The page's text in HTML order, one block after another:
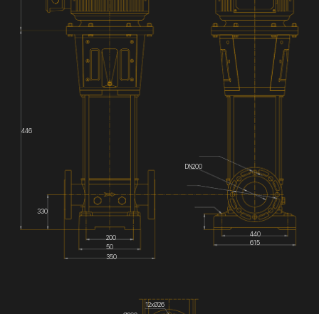
DN200
446
330
200
50
350
440
615
12хØ26